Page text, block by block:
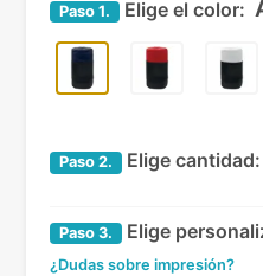
Paso 1. Elige el color:
Paso 2. Elige cantidad:
Paso 3. Elige
¿Dudas sobre impresión?